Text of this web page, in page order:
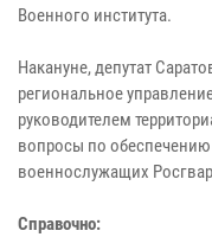
Военного института.
Накануне, депутат
региональное
руководителем
вопросы по
военнослужащих
Справочно: